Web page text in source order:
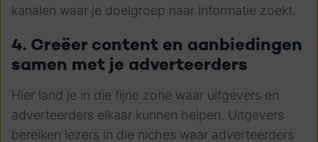
kanalen waar je doelgroep naar informatie zoekt.
4. Creëer content en aanbiedingen
samen met je adverteerders
Hier land je in die fijne zone waar uitgevers en
adverteerders elkaar kunnen helpen. Uitgevers
bereiken lezers in die niches waar adverteerders